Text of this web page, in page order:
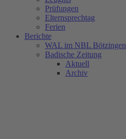
Prüfungen
Elternsprechtag
Ferien
Berichte
WAL im NBL Bötzingen
Badische Zeitung
Aktuell
Archiv